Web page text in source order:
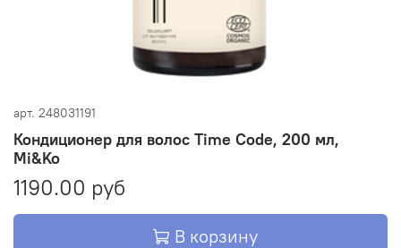
арт. 248031191
Кондиционер для волос Time Code, 200 мл,
Mi&Ko
1190.00 руб
В корзину